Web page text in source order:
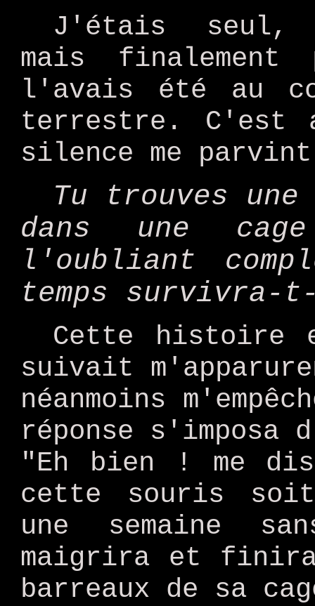
J'étais
mais
l'avais été au
terrestre. C'est
silence me
Tu trouves
dans une
l'oubliant
temps survivra-
Cette histoire
suivait
néanmoins
réponse s'imposa
"Eh bien ! me
cette souris
une semaine
maigrira et
barreaux de sa